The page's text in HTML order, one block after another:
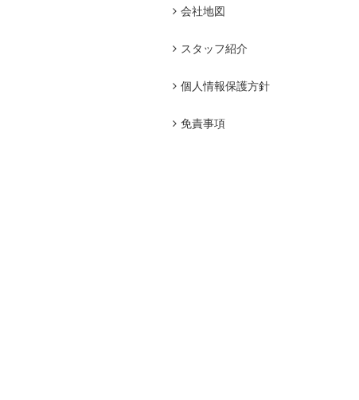
会社地図
スタッフ紹介
個人情報保護方針
免責事項